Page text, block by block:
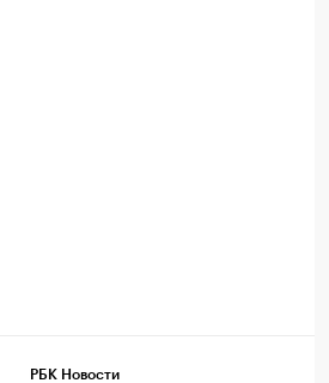
РБК Новости